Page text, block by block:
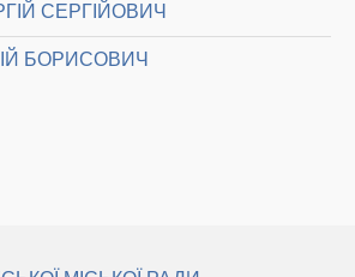
СЕРГІЙОВИЧ
БОРИСОВИЧ